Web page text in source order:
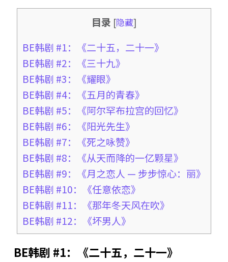
目录 [隐藏]
BE韩剧 #1：《二十五，二十一》
BE韩剧 #2：《三十九》
BE韩剧 #3：《耀眼》
BE韩剧 #4：《五月的青春》
BE韩剧 #5：《阿尔罕布拉宫的回忆》
BE韩剧 #6：《阳光先生》
BE韩剧 #7：《死之咏赞》
BE韩剧 #8：《从天而降的一亿颗星》
BE韩剧 #9：《月之恋人 — 步步惊心：丽》
BE韩剧 #10：《任意依恋》
BE韩剧 #11：《那年冬天风在吹》
BE韩剧 #12：《坏男人》
BE韩剧 #1：《二十五，二十一》